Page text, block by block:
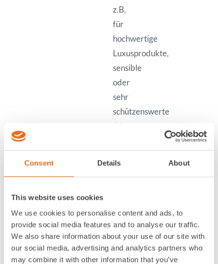
Consent Details About
This website uses cookies
We use cookies to personalise content and ads, to
provide social media features and to analyse our traffic.
We also share information about your use of our site with
our social media, advertising and analytics partners who
may combine it with other information that you’ve
z.B.
für
hochwertige
Luxusprodukte,
sensible
oder
sehr
schützenswerte
Güter
Großvolumige
Kartons,
Fässern
oder
auf